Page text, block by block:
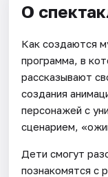
О
Как создаются
программа, в
рассказывают
создания
персонажей с
сценарием,
Дети смогут
познакомятся с